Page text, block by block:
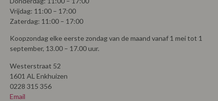
Vrijdag: 11:00 – 17:00
Zaterdag: 11:00 – 17:00
Koopzondag elke eerste zondag van de maand vanaf 1 mei tot 1
september, 13.00 – 17.00 uur.
Westerstraat 52
1601 AL Enkhuizen
0228 315 356
Email